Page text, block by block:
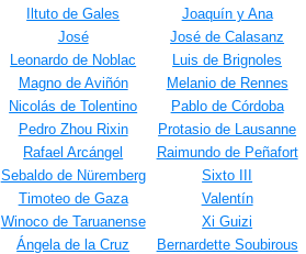
Iltuto de Gales
Joaquín y Ana
José
José de Calasanz
Leonardo de Noblac
Luis de Brignoles
Magno de Aviñón
Melanio de Rennes
Nicolás de Tolentino
Pablo de Córdoba
Pedro Zhou Rixin
Protasio de Lausanne
Rafael Arcángel
Raimundo de Peñafort
Sebaldo de Nüremberg
Sixto III
Timoteo de Gaza
Valentín
Winoco de Taruanense
Xi Guizi
Ángela de la Cruz
Bernardette Soubirous